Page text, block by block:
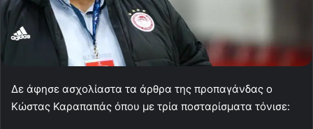
Δε άφησε ασχολίαστα τα άρθρα της προπαγάνδας ο
Κώστας Καραπαπάς όπου με τρία ποσταρίσματα τόνισε: